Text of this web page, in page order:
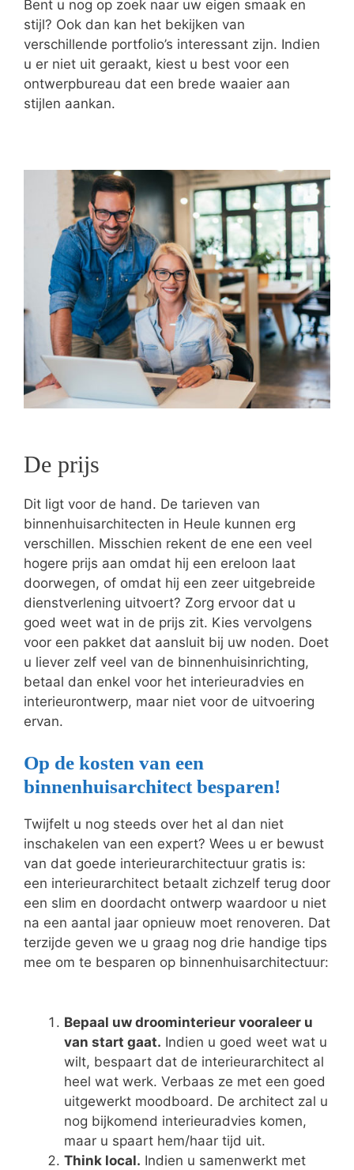
Bent u nog op zoek naar uw eigen smaak en
stijl? Ook dan kan het bekijken van
verschillende portfolio’s interessant zijn. Indien
u er niet uit geraakt, kiest u best voor een
ontwerpbureau dat een brede waaier aan
stijlen aankan.
De prijs
Dit ligt voor de hand. De tarieven van
binnenhuisarchitecten in Heule kunnen erg
verschillen. Misschien rekent de ene een veel
hogere prijs aan omdat hij een ereloon laat
doorwegen, of omdat hij een zeer uitgebreide
dienstverlening uitvoert? Zorg ervoor dat u
goed weet wat in de prijs zit. Kies vervolgens
voor een pakket dat aansluit bij uw noden. Doet
u liever zelf veel van de binnenhuisinrichting,
betaal dan enkel voor het interieuradvies en
interieurontwerp, maar niet voor de uitvoering
ervan.
Op de kosten van een
binnenhuisarchitect besparen!
Twijfelt u nog steeds over het al dan niet
inschakelen van een expert? Wees u er bewust
van dat goede interieurarchitectuur gratis is:
een interieurarchitect betaalt zichzelf terug door
een slim en doordacht ontwerp waardoor u niet
na een aantal jaar opnieuw moet renoveren. Dat
terzijde geven we u graag nog drie handige tips
mee om te besparen op binnenhuisarchitectuur:
Bepaal uw droominterieur vooraleer u
van start gaat. Indien u goed weet wat u
wilt, bespaart dat de interieurarchitect al
heel wat werk. Verbaas ze met een goed
uitgewerkt moodboard. De architect zal u
nog bijkomend interieuradvies komen,
maar u spaart hem/haar tijd uit.
Think local. Indien u samenwerkt met